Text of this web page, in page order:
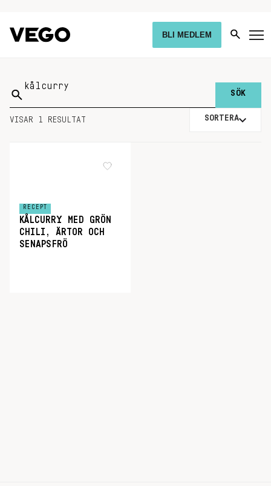
BLI MEDLEM
Sök
på:
VISAR 1 RESULTAT SORTERA
RECEPT
KÅLCURRY MED GRÖN
CHILI, ÄRTOR OCH
SENAPSFRÖ